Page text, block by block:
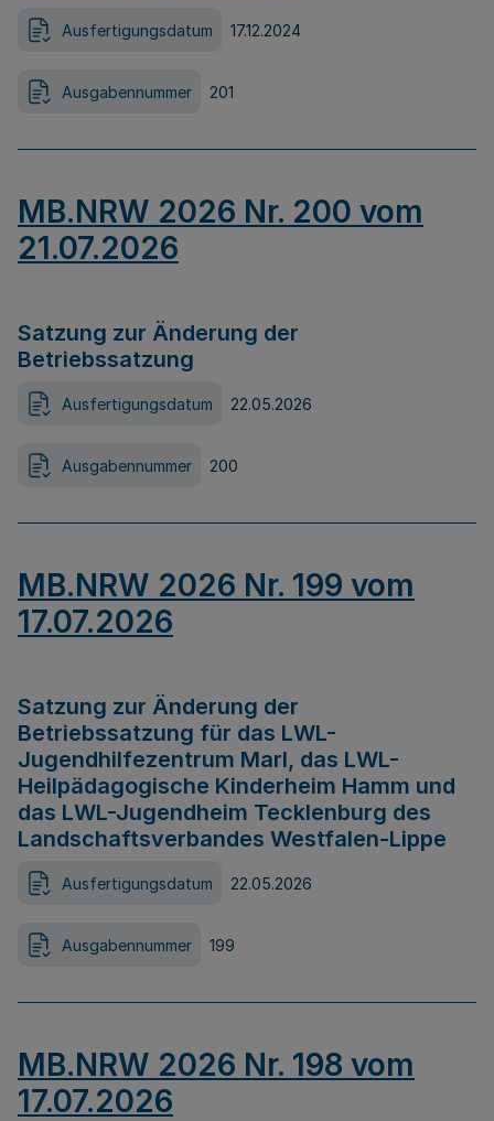
Ausfertigungsdatum 17.12.2024
Ausgabennummer 201
MB.NRW 2026 Nr. 200 vom
21.07.2026
Satzung zur Änderung der
Betriebssatzung
Ausfertigungsdatum 22.05.2026
Ausgabennummer 200
MB.NRW 2026 Nr. 199 vom
17.07.2026
Satzung zur Änderung der
Betriebssatzung für das LWL-
Jugendhilfezentrum Marl, das LWL-
Heilpädagogische Kinderheim Hamm und
das LWL-Jugendheim Tecklenburg des
Landschaftsverbandes Westfalen-Lippe
Ausfertigungsdatum 22.05.2026
Ausgabennummer 199
MB.NRW 2026 Nr. 198 vom
17.07.2026